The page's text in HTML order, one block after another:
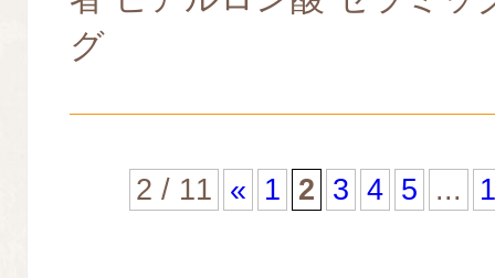
グ
2 / 11 « 1 2 3 4 5 ...